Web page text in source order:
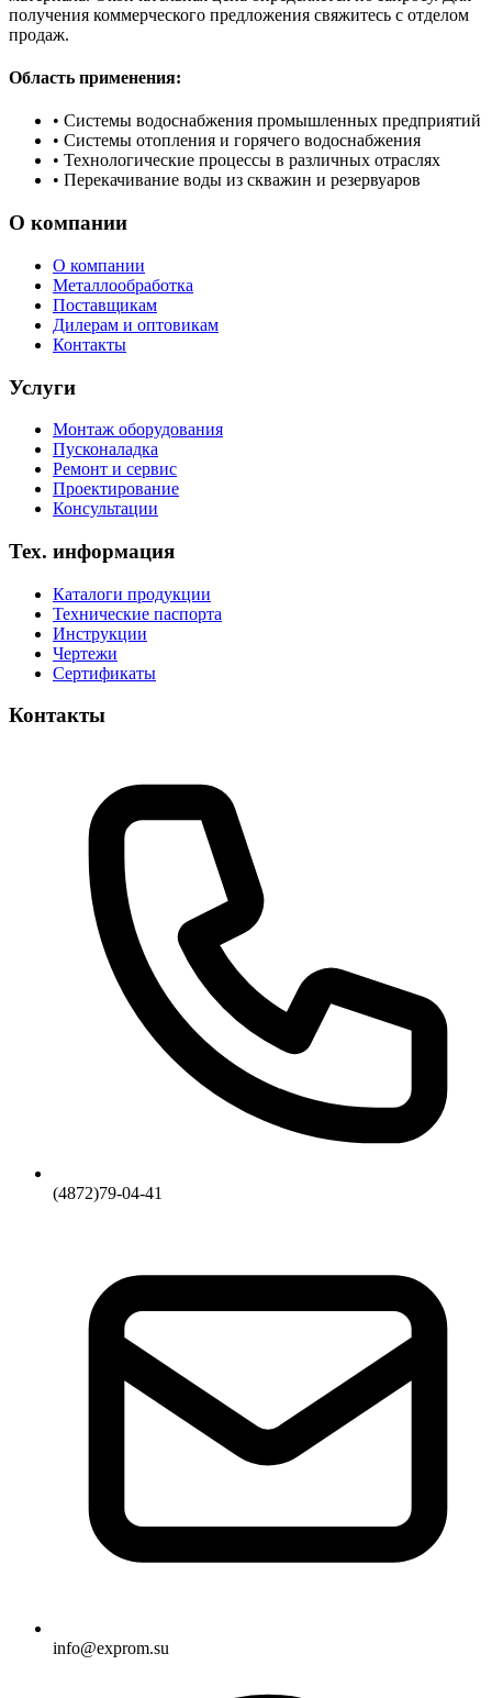
получения коммерческого предложения свяжитесь с отделом
продаж.
Область применения:
• Системы водоснабжения промышленных предприятий
• Системы отопления и горячего водоснабжения
• Технологические процессы в различных отраслях
• Перекачивание воды из скважин и резервуаров
О компании
О компании
Металлообработка
Поставщикам
Дилерам и оптовикам
Контакты
Услуги
Монтаж оборудования
Пусконаладка
Ремонт и сервис
Проектирование
Консультации
Тех. информация
Каталоги продукции
Технические паспорта
Инструкции
Чертежи
Сертификаты
Контакты
(4872)79-04-41
info@exprom.su